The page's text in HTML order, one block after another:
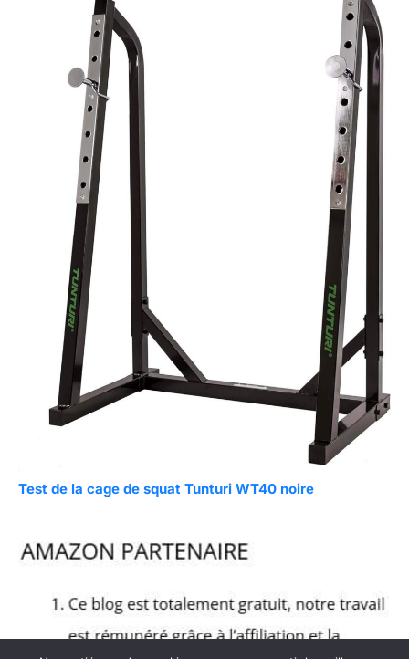
Test de la cage de squat Tunturi WT40 noire